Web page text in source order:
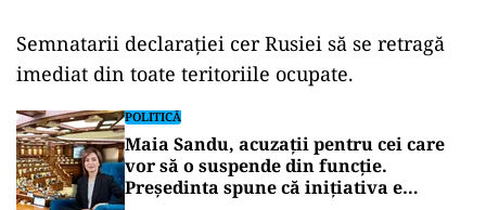
Semnatarii declaraţiei cer Rusiei să se retragă
imediat din toate teritoriile ocupate.
POLITICĂ
Maia Sandu, acuzații pentru cei care
vor să o suspende din funcție.
Președinta spune că inițiativa e